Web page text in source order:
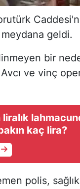
geldi.
bir
ve vinç
liralık
kaç lira?
polis,